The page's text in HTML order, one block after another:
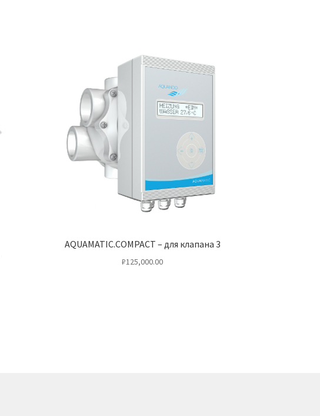
AQUAMATIC.COMPACT – для клапана 3
₽125,000.00